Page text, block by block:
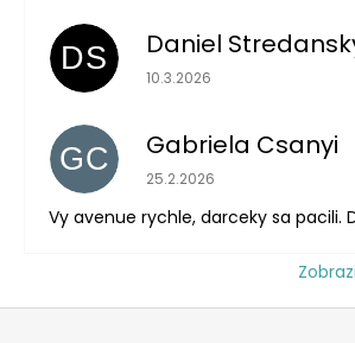
DS Daniel
Hodnotenie obchodu je 5
10.3.2026
GC Gabriela Csanyi
Hodnotenie obchodu je 5
25.2.2026
Vy avenue rychle, darceky sa pacili.
Z